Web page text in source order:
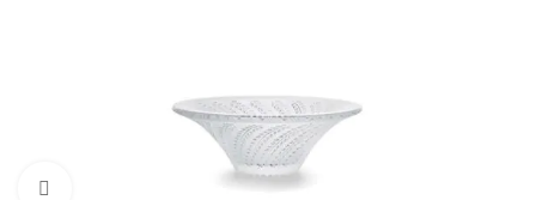
Нажмите, чтобы увеличить